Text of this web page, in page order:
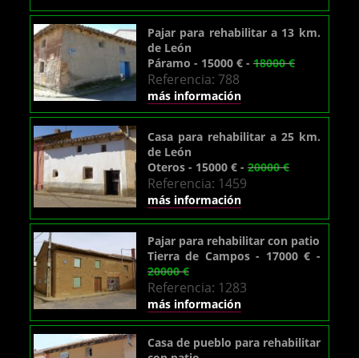
Pajar para rehabilitar a 13 km.
de León
Páramo - 15000 € - 18000 €
Referencia: 788
más información
Casa para rehabilitar a 25 km.
de León
Oteros - 15000 € - 20000 €
Referencia: 1459
más información
Pajar para rehabilitar con patio
Tierra de Campos - 17000 € -
20000 €
Referencia: 1283
más información
Casa de pueblo para rehabilitar